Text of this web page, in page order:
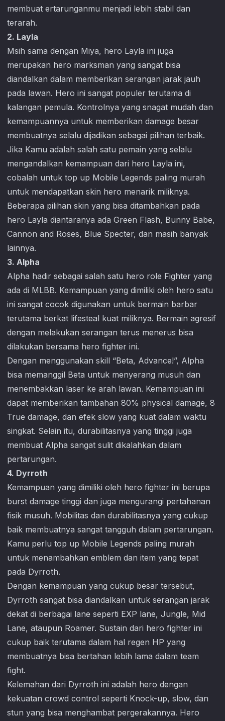
membuat ertarunganmu menjadi lebih stabil dan
terarah.
2. Layla
Msih sama dengan Miya, hero Layla ini juga
merupakan hero marksman yang sangat bisa
diandalkan dalam memberikan serangan jarak jauh
pada lawan. Hero ini sangat populer terutama di
kalangan pemula. Kontrolnya yang snagat mudah dan
kemampuannya untuk memberikan damage besar
membuatnya selalu dijadikan sebagai pilihan terbaik.
Jika Kamu adalah salah satu pemain yang selalu
mengandalkan kemampuan dari hero Layla ini,
cobalah untuk top up Mobile Legends paling murah
untuk mendapatkan skin hero menarik miliknya.
Beberapa pilihan skin yang bisa ditambahkan pada
hero Layla diantaranya ada Green Flash, Bunny Babe,
Cannon and Roses, Blue Specter, dan masih banyak
lainnya.
3. Alpha
Alpha hadir sebagai salah satu hero role Fighter yang
ada di MLBB. Kemampuan yang dimiliki oleh hero satu
ini sangat cocok digunakan untuk bermain barbar
terutama berkat lifesteal kuat miliknya. Bermain agresif
dengan melakukan serangan terus menerus bisa
dilakukan bersama hero fighter ini.
Dengan menggunakan skill “Beta, Advance!”, Alpha
bisa memanggil Beta untuk menyerang musuh dan
menembakkan laser ke arah lawan. Kemampuan ini
dapat memberikan tambahan 80% physical damage, 8
True damage, dan efek slow yang kuat dalam waktu
singkat. Selain itu, durabilitasnya yang tinggi juga
membuat Alpha sangat sulit dikalahkan dalam
pertarungan.
4. Dyrroth
Kemampuan yang dimiliki oleh hero fighter ini berupa
burst damage tinggi dan juga mengurangi pertahanan
fisik musuh. Mobilitas dan durabilitasnya yang cukup
baik membuatnya sangat tangguh dalam pertarungan.
Kamu perlu top up Mobile Legends paling murah
untuk menambahkan emblem dan item yang tepat
pada Dyrroth.
Dengan kemampuan yang cukup besar tersebut,
Dyrroth sangat bisa diandalkan untuk serangan jarak
dekat di berbagai lane seperti EXP lane, Jungle, Mid
Lane, ataupun Roamer. Sustain dari hero fighter ini
cukup baik terutama dalam hal regen HP yang
membuatnya bisa bertahan lebih lama dalam team
fight.
Kelemahan dari Dyrroth ini adalah hero dengan
kekuatan crowd control seperti Knock-up, slow, dan
stun yang bisa menghambat pergerakannya. Hero